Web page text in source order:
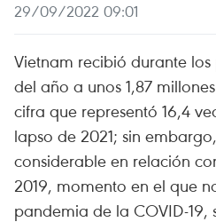
29/09/2022 09:01
Vietnam recibió durante los
del año a unos 1,87
cifra que representó 16,4
lapso de 2021; sin
considerable en relación
2019, momento en el que
pandemia de la COVID-19,